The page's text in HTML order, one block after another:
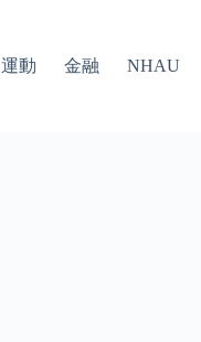
運動 金融 NHAU